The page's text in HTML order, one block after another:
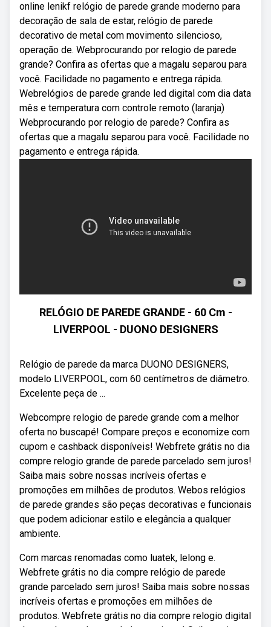
online lenikf relógio de parede grande moderno para
decoração de sala de estar, relógio de parede
decorativo de metal com movimento silencioso,
operação de. Webprocurando por relogio de parede
grande? Confira as ofertas que a magalu separou para
você. Facilidade no pagamento e entrega rápida.
Webrelógios de parede grande led digital com dia data
mês e temperatura com controle remoto (laranja)
Webprocurando por relogio de parede? Confira as
ofertas que a magalu separou para você. Facilidade no
pagamento e entrega rápida.
RELÓGIO DE PAREDE GRANDE - 60 Cm -
LIVERPOOL - DUONO DESIGNERS
Relógio de parede da marca DUONO DESIGNERS,
modelo LIVERPOOL, com 60 centímetros de diâmetro.
Excelente peça de ...
Webcompre relogio de parede grande com a melhor
oferta no buscapé! Compare preços e economize com
cupom e cashback disponíveis! Webfrete grátis no dia
compre relogio grande de parede parcelado sem juros!
Saiba mais sobre nossas incríveis ofertas e
promoções em milhões de produtos. Webos relógios
de parede grandes são peças decorativas e funcionais
que podem adicionar estilo e elegância a qualquer
ambiente.
Com marcas renomadas como luatek, lelong e.
Webfrete grátis no dia compre relógio de parede
grande parcelado sem juros! Saiba mais sobre nossas
incríveis ofertas e promoções em milhões de
produtos. Webfrete grátis no dia compre relogio digital